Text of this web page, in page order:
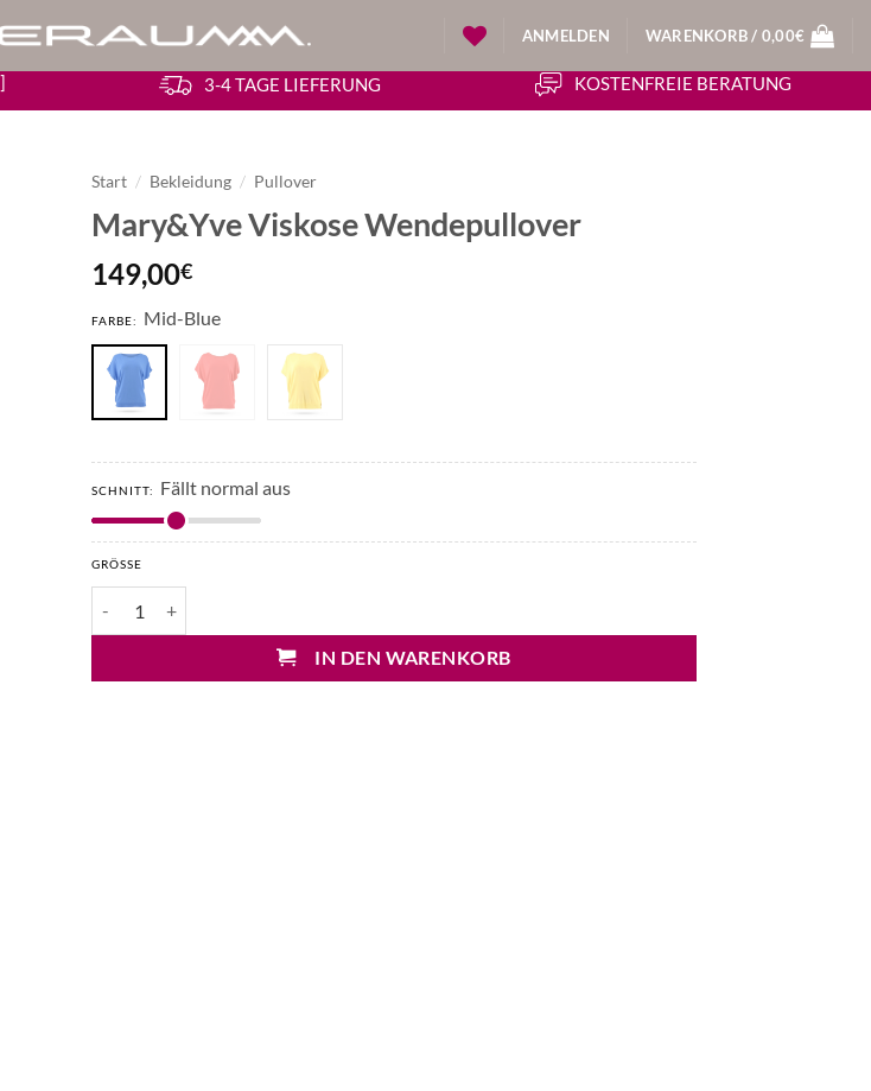
ANMELDEN WARENKORB / 0,00€
3-4 TAGE LIEFERUNG KOSTENFREIE BERATUNG
Start / Bekleidung / Pullover
Mary&Yve Viskose Wendepullover
149,00€
FARBE: Mid-Blue
SCHNITT: Fällt normal aus
GRÖSSE
IN DEN WARENKORB